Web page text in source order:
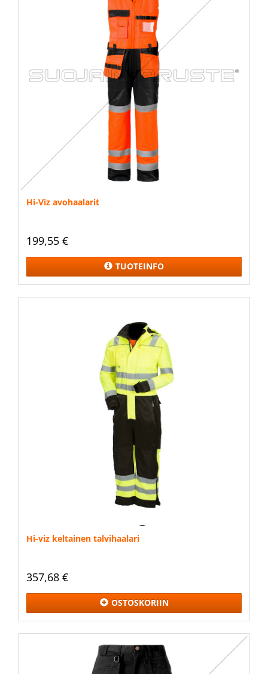
Hi-Viz avohaalarit
199,55 €
TUOTEINFO
Hi-viz keltainen talvihaalari
357,68 €
OSTOSKORIIN